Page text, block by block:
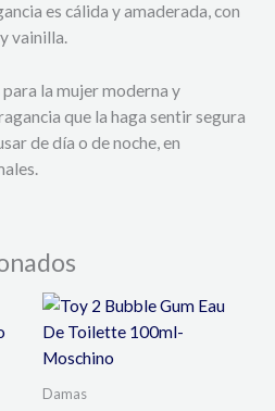
es cálida y amaderada, con
vainilla.
la mujer moderna y
que la haga sentir segura
de día o de noche, en
Damas